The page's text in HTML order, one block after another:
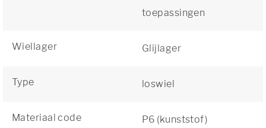
toepassingen
Wiellager Glijlager
Type loswiel
Materiaal code P6 (kunststof)